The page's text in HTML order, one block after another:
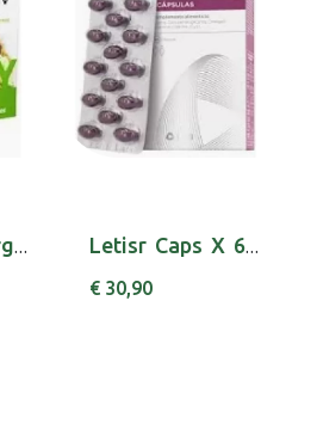
Ginsactiv Energy Amp Beb X 20 amp beb Letisr Caps X 60 cáps(s)
€ 30,90